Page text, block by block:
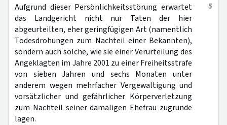
5
Aufgrund dieser Persönlichkeitsstörung erwartet
das Landgericht nicht nur Taten der hier
abgeurteilten, eher geringfügigen Art (namentlich
Todesdrohungen zum Nachteil einer Bekannten),
sondern auch solche, wie sie einer Verurteilung des
Angeklagten im Jahre 2001 zu einer Freiheitsstrafe
von sieben Jahren und sechs Monaten unter
anderem wegen mehrfacher Vergewaltigung und
vorsätzlicher und gefährlicher Körperverletzung
zum Nachteil seiner damaligen Ehefrau zugrunde
lagen.